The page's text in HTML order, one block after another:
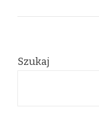
Szukaj